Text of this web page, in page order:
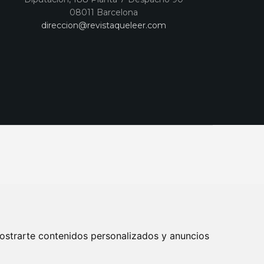
contenidos personalizados y anuncios
08011 Barcelona
direccion@revistaqueleer.com